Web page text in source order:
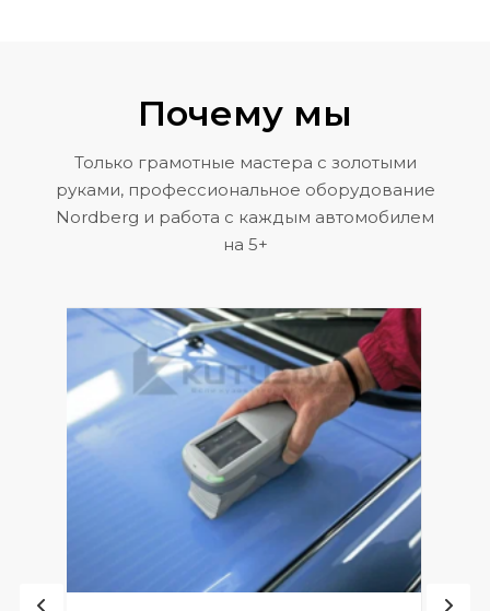
Почему мы
Только грамотные мастера с золотыми
руками, профессиональное оборудование
Nordberg и работа с каждым автомобилем
на 5+